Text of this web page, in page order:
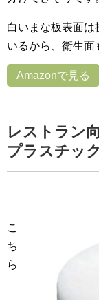
白いまな板表面は
いるから、衛生面
Amazonで見る
レストラン
プラスチッ
こ
ち
ら